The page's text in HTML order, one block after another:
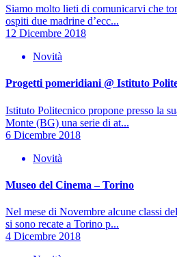
Siamo molto lieti di comunicarvi che
ospiti due madrine d’ecc...
12 Dicembre 2018
Novità
Progetti pomeridiani @ Istituto
Istituto Politecnico propone presso la
Monte (BG) una serie di at...
6 Dicembre 2018
Novità
Museo del Cinema – Torino
Nel mese di Novembre alcune classi
si sono recate a Torino p...
4 Dicembre 2018